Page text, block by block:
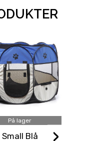
På lager
Small Blå ›